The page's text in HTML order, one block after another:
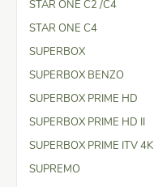
STAR ONE C2 /C4
STAR ONE C4
SUPERBOX
SUPERBOX BENZO
SUPERBOX PRIME HD
SUPERBOX PRIME HD II
SUPERBOX PRIME ITV 4K
SUPREMO